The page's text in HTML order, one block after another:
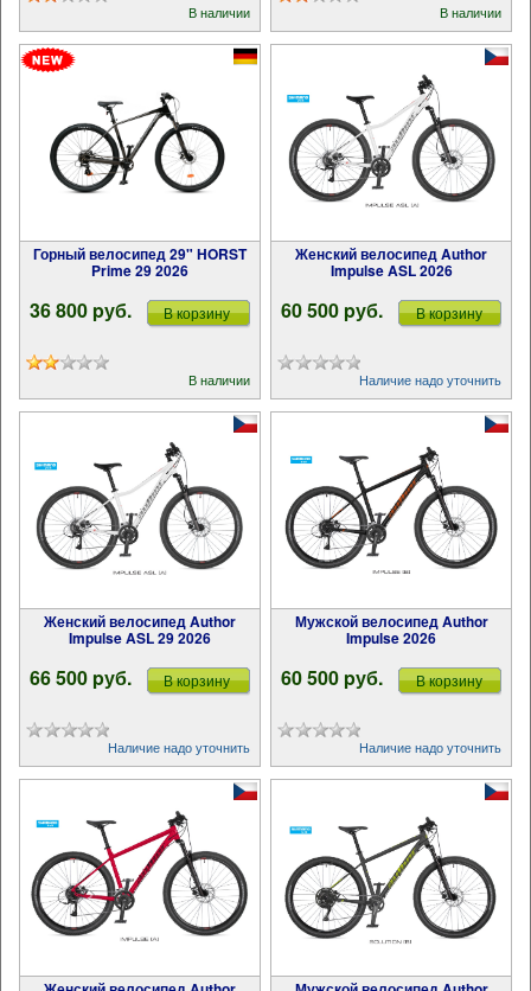
В наличии В наличии
Горный велосипед 29" HORST
Prime 29 2026
36 800 pуб. В корзину
В наличии
Женский велосипед Author
Impulse ASL 2026
60 500 pуб. В корзину
Наличие надо уточнить
Женский велосипед Author
Impulse ASL 29 2026
66 500 pуб. В корзину
Наличие надо уточнить
Мужской велосипед Author
Impulse 2026
60 500 pуб. В корзину
Наличие надо уточнить